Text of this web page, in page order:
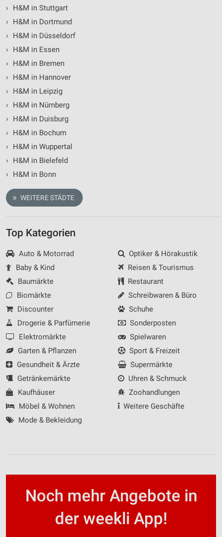
›
H&M in Stuttgart
›
H&M in Dortmund
›
H&M in Düsseldorf
›
H&M in Essen
›
H&M in Bremen
›
H&M in Hannover
›
H&M in Leipzig
›
H&M in Nürnberg
›
H&M in Duisburg
›
H&M in Bochum
›
H&M in Wuppertal
›
H&M in Bielefeld
›
H&M in Bonn
WEITERE STÄDTE
Top Kategorien
Auto & Motorrad
Baby & Kind
Baumärkte
Biomärkte
Discounter
Drogerie & Parfümerie
Elektromärkte
Garten & Pflanzen
Gesundheit & Ärzte
Getränkemärkte
Kaufhäuser
Möbel & Wohnen
Mode & Bekleidung
Optiker & Hörakustik
Reisen & Tourismus
Restaurant
Schreibwaren & Büro
Schuhe
Sonderposten
Spielwaren
Sport & Freizeit
Supermärkte
Uhren & Schmuck
Zoohandlungen
Weitere Geschäfte
Noch mehr Angebote in
der weekli App!
Messung der Performance von Inhalten
Kombinationen von Daten aus verschiedenen
Quellen
Entwicklung und Verbesserung der Angebote
Verwendung reduzierter Daten zur Auswahl von
Inhalten
Geräte anhand von aktiv angeforderten
Nicht-IAB-Verarbeitungszwecke:
Performance
Funktional